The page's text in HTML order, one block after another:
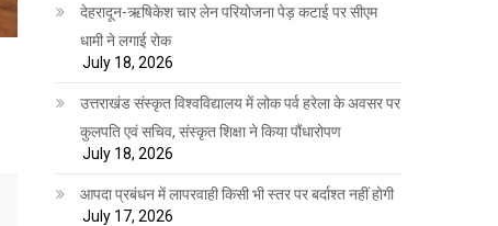
देहरादून-ऋषिकेश चार लेन परियोजना पेड़ कटाई पर सीएम
धामी ने लगाई रोक
July 18, 2026
उत्तराखंड संस्कृत विश्वविद्यालय में लोक पर्व हरेला के अवसर पर
कुलपति एवं सचिव, संस्कृत शिक्षा ने किया पौंधारोपण
July 18, 2026
आपदा प्रबंधन में लापरवाही किसी भी स्तर पर बर्दाश्त नहीं होगी
July 17, 2026